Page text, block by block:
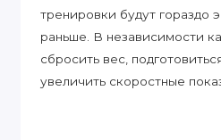
тренировки будут гораздо
раньше. В независимости
сбросить вес,
увеличить скоростные